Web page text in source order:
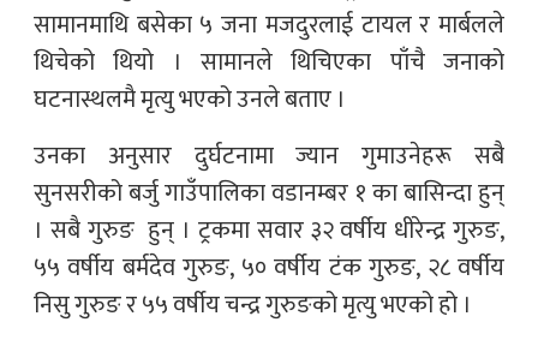
सामानमाथि बसेका ५ जना मजदुरलाई टायल र मार्बलले
थिचेको थियो । सामानले थिचिएका पाँचै जनाको
घटनास्थलमै मृत्यु भएको उनले बताए ।
उनका अनुसार दुर्घटनामा ज्यान गुमाउनेहरू सबै
सुनसरीको बर्जु गाउँपालिका वडानम्बर १ का बासिन्दा हुन्
। सबै गुरुङ हुन् । ट्रकमा सवार ३२ वर्षीय धीरेन्द्र गुरुङ,
५५ वर्षीय बर्मदेव गुरुङ, ५० वर्षीय टंक गुरुङ, २८ वर्षीय
निसु गुरुङ र ५५ वर्षीय चन्द्र गुरुङको मृत्यु भएको हो ।